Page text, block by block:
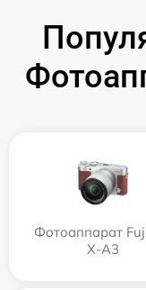
Фотоаппарат
X-A3